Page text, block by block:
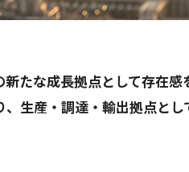
たな成長拠点として存在感
生産・調達・輸出拠点とし